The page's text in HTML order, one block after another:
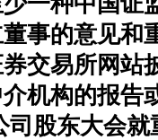
事的意见和
交易所网站
机构的报告
股东大会就